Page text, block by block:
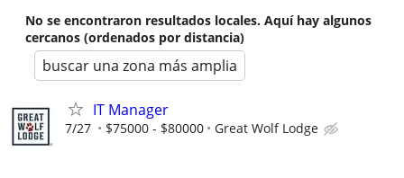
No se encontraron resultados locales. Aquí hay algunos
cercanos (ordenados por distancia)
buscar una zona más amplia
IT Manager
7/27 $75000 - $80000 Great Wolf Lodge